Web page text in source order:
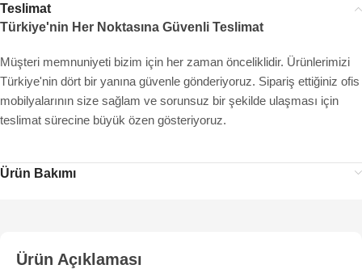
Teslimat
Türkiye'nin Her Noktasına Güvenli Teslimat
Müşteri memnuniyeti bizim için her zaman önceliklidir. Ürünlerimizi
Türkiye'nin dört bir yanına güvenle gönderiyoruz. Sipariş ettiğiniz ofis
mobilyalarının size sağlam ve sorunsuz bir şekilde ulaşması için
teslimat sürecine büyük özen gösteriyoruz.
Ürün Bakımı
Ürün Açıklaması